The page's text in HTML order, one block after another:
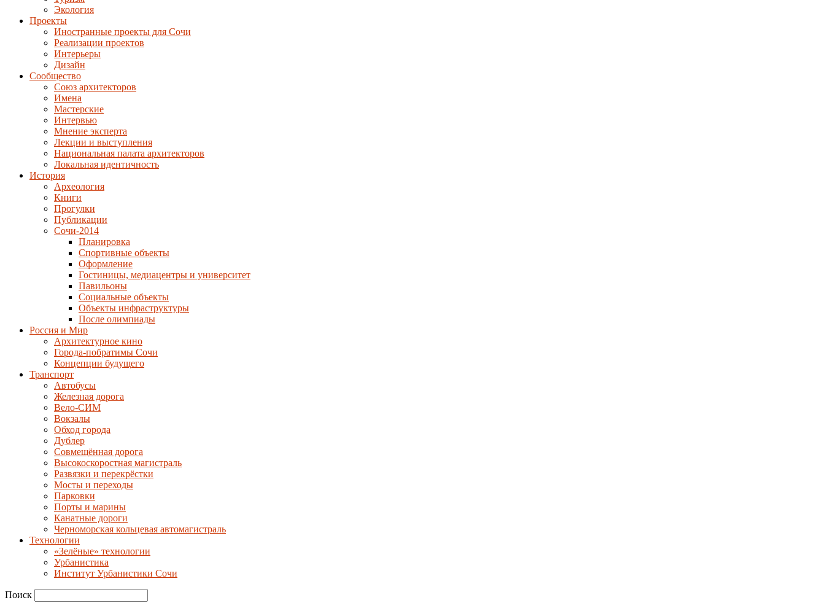
Экология
Проекты
Иностранные проекты для Сочи
Реализации проектов
Интерьеры
Дизайн
Сообщество
Союз архитекторов
Имена
Мастерские
Интервью
Мнение эксперта
Лекции и выступления
Национальная палата архитекторов
Локальная идентичность
История
Археология
Книги
Прогулки
Публикации
Сочи-2014
Планировка
Спортивные объекты
Оформление
Гостиницы, медиацентры и университет
Павильоны
Социальные объекты
Объекты инфраструктуры
После олимпиады
Россия и Мир
Архитектурное кино
Города-побратимы Сочи
Концепции будущего
Транспорт
Автобусы
Железная дорога
Вело-СИМ
Вокзалы
Обход города
Дублер
Совмещённая дорога
Высокоскоростная магистраль
Развязки и перекрёстки
Мосты и переходы
Парковки
Порты и марины
Канатные дороги
Черноморская кольцевая автомагистраль
Технологии
«Зелёные» технологии
Урбанистика
Институт Урбанистики Сочи
Поиск